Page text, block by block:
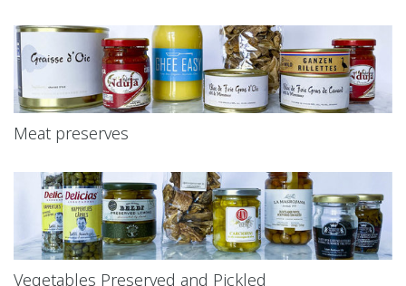
Meat preserves
Vegetables Preserved and Pickled